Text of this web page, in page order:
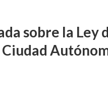
sobre la Ley
Ciudad